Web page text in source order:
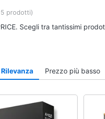
prodotti)
Scegli tra tantissimi
Rilevanza Prezzo più basso